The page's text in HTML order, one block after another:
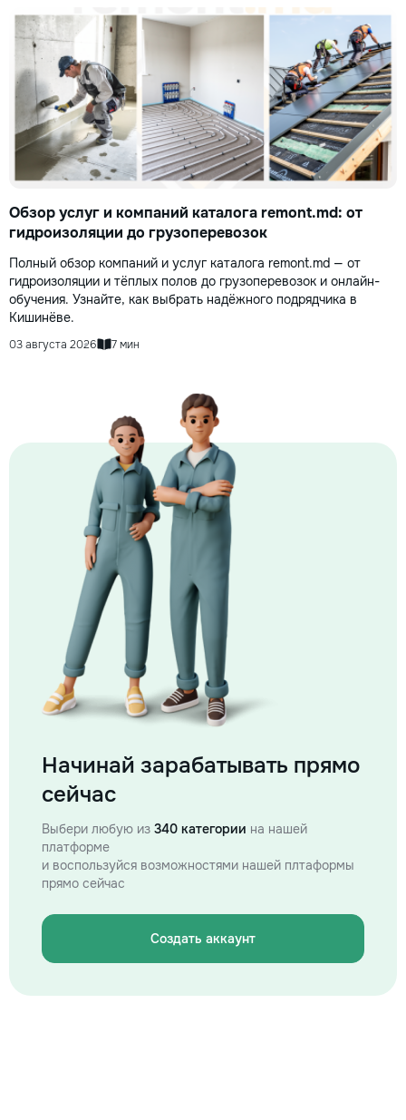
Обзор услуг и компаний каталога remont.md: от
гидроизоляции до грузоперевозок
Полный обзор компаний и услуг каталога remont.md — от
гидроизоляции и тёплых полов до грузоперевозок и онлайн-
обучения. Узнайте, как выбрать надёжного подрядчика в
Кишинёве.
03 августа 2026 7 мин
Начинай зарабатывать прямо
сейчас
Выбери любую из 340 категории на нашей
платформе
и воспользуйся возможностями нашей плтаформы
прямо сейчас
Создать аккаунт